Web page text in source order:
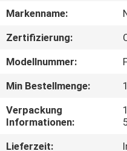
AUSFLUG
TRETEN
SIE
Markenname:
Zertifizierung:
Modellnummer:
Min Bestellmenge:
Verpackung
Informationen:
Lieferzeit: